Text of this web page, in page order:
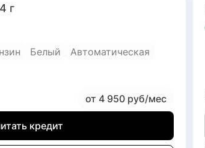
г
Белый
Автоматическая
от 4 950 руб/мес
кредит